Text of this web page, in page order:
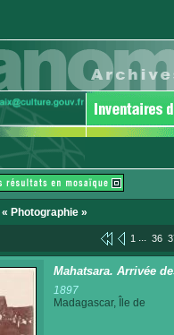
« Photographie »
1 ... 36
Mahatsara. Arrivée
1897
Madagascar, Île de